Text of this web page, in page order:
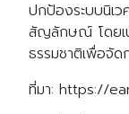
ปกป้องระบบนิเ
สัญลักษณ์ โดยเ
ธรรมชาติเพื่อจัด
ที่มา: https://